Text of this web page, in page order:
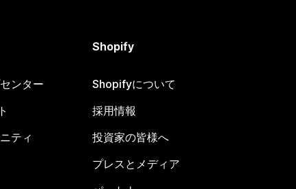
ンター
ティ
Shopify
Shopifyについて
採用情報
投資家の皆様へ
プレスとメディア